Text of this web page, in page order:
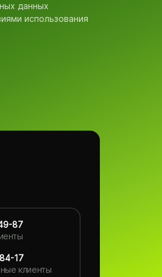
данных
использования
87
17
клиенты